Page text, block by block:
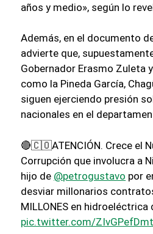
años y medio», según lo
Además, en el documento
advierte que,
Gobernador Erasmo Zuleta
como la Pineda García,
siguen ejerciendo presión
nacionales en el
🔴🇨🇴ATENCIÓN. Crece el
Corrupción que involucra a
hijo de @petrogustavo por
desviar millonarios
MILLONES en hidroeléctrica
pic.twitter.com/ZIvGPefDmt